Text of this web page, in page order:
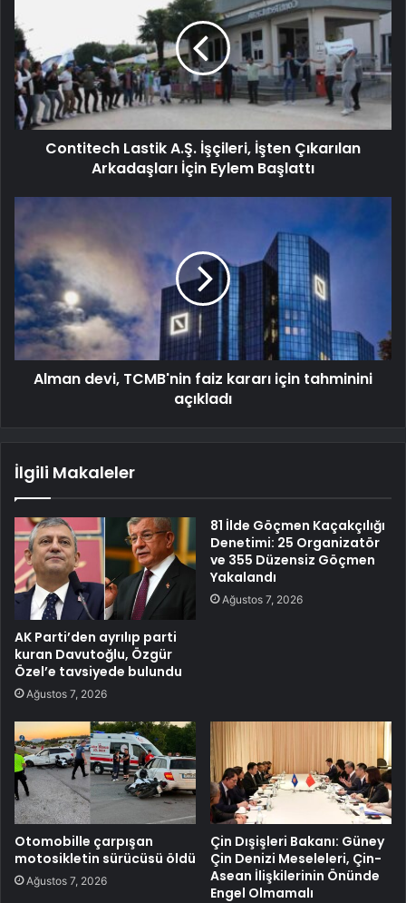
Contitech Lastik A.Ş. İşçileri, İşten Çıkarılan
Arkadaşları İçin Eylem Başlattı
Alman devi, TCMB'nin faiz kararı için tahminini
açıkladı
İlgili Makaleler
AK Parti’den ayrılıp parti
kuran Davutoğlu, Özgür
Özel’e tavsiyede bulundu
Ağustos 7, 2026
81 İlde Göçmen Kaçakçılığı
Denetimi: 25 Organizatör
ve 355 Düzensiz Göçmen
Yakalandı
Ağustos 7, 2026
Otomobille çarpışan
motosikletin sürücüsü öldü
Ağustos 7, 2026
Çin Dışişleri Bakanı: Güney
Çin Denizi Meseleleri, Çin-
Asean İlişkilerinin Önünde
Engel Olmamalı